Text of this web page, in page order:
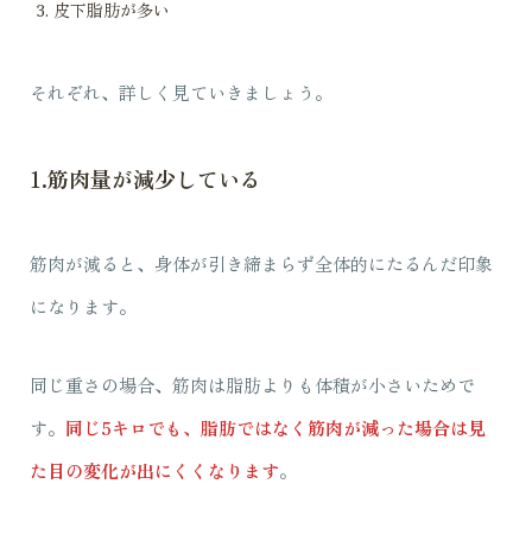
皮下脂肪が多い
それぞれ、詳しく見ていきましょう。
1.筋肉量が減少している
筋肉が減ると、身体が引き締まらず全体的にたるんだ印象
になります。
同じ重さの場合、筋肉は脂肪よりも体積が小さいためで
す。 同じ5キロでも、脂肪ではなく筋肉が減った場合は見
た目の変化が出にくくなります。